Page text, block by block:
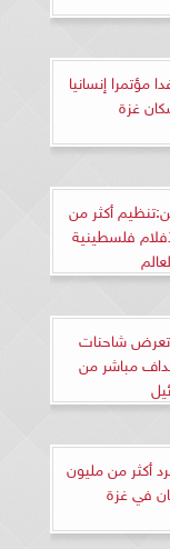
إنسانيا
غزة
أكثر من
فلسطينية
تعرض شاحنات
مباشر من
أكثر من مليون
في غزة